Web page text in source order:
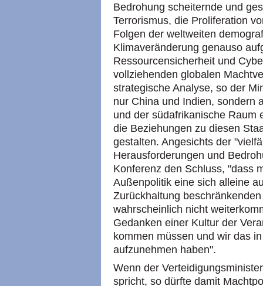
Bedrohung scheiternde und
Terrorismus, die Proliferation
Folgen der weltweiten
Klimaveränderung genauso
Ressourcensicherheit und
vollziehenden globalen
strategische Analyse, so der
nur China und Indien, sondern
und der südafrikanische Raum
die Beziehungen zu diesen
gestalten. Angesichts der
Herausforderungen und
Konferenz den Schluss, "dass
Außenpolitik eine sich alleine
Zurückhaltung
wahrscheinlich nicht
Gedanken einer Kultur der
kommen müssen und wir das
aufzunehmen haben".
Wenn der
spricht, so dürfte damit